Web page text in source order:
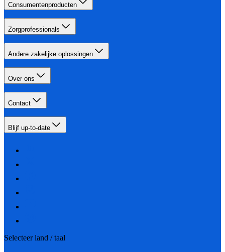
Consumentenproducten
Zorgprofessionals
Andere zakelijke oplossingen
Over ons
Contact
Blijf up-to-date
Selecteer land / taal